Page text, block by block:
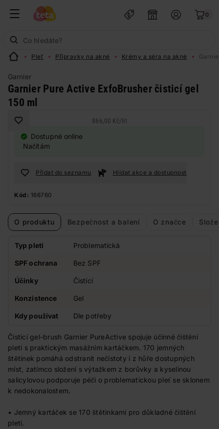
0
Pleť Přípravky na akné Krémy a séra na akné
Garnier
Garnier Pure Active ExfoBrusher čisticí gel
150 ml
866,00 Kč/ lit
Dostupné online
Načítám
Přidat do seznamu Hlídat akce a dostupnost
Kód: 166760
O produktu Bezpečnost a balení O značce
Typ pleti Problematická
SPF ochrana Bez SPF
Účinky Čistící
Konzistence Gel
Kdy používat Dle potřeby
Čisticí gel-brush Garnier PureActive spojuje účinné čištění
pleti s praktickým masážním kartáčkem. 170 jemných
štětinek pomáhá odstranit nečistoty i z hůře dostupných
míst, zatímco složení s výtažkem z borůvky a kyselinou
salicylovou podporuje péči o problematickou pleť se sklonem
k nedokonalostem.
• Jemný kartáček se 170 štětinkami pro důkladné čištění
pleti.